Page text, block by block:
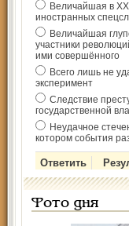
Величайшая в ХХ
иностранных
Величайшая
участники
ими совершённого
Всего лишь не
эксперимент
Следствие
государственной
Неудачное
котором события
Фото дня